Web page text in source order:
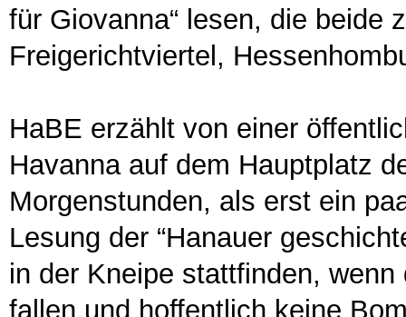
für Giovanna“ lesen, die beide
Freigerichtviertel,
HaBE erzählt von einer
Havanna auf dem Hauptplatz
Morgenstunden, als erst ein
Lesung der “Hanauer
in der Kneipe stattfinden,
fallen und hoffentlich keine